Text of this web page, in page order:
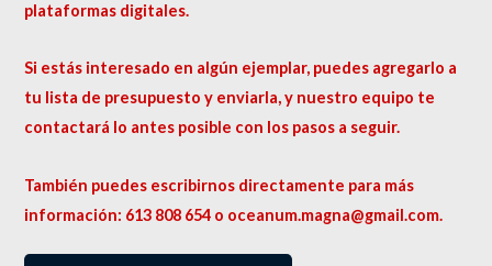
plataformas digitales.
Si estás interesado en algún ejemplar, puedes agregarlo a
tu lista de presupuesto y enviarla, y nuestro equipo te
contactará lo antes posible con los pasos a seguir.
También puedes escribirnos directamente para más
información: 613 808 654 o oceanum.magna@gmail.com.